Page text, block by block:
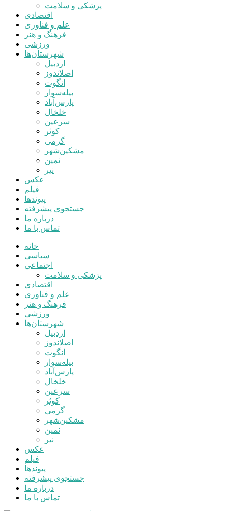
پزشکی و سلامت
اقتصادی
علم و فناوری
فرهنگ و هنر
ورزشی
شهرستان‌ها
اردبیل
اصلاندوز
انگوت
بیله‌سوار
پارس‌آباد
خلخال
سرعین
کوثر
گرمی
مشکین‌شهر
نمین
نیر
عکس
فیلم
پیوندها
جستجوی پیشرفته
درباره ما
تماس با ما
خانه
سیاسی
اجتماعی
پزشکی و سلامت
اقتصادی
علم و فناوری
فرهنگ و هنر
ورزشی
شهرستان‌ها
اردبیل
اصلاندوز
انگوت
بیله‌سوار
پارس‌آباد
خلخال
سرعین
کوثر
گرمی
مشکین‌شهر
نمین
نیر
عکس
فیلم
پیوندها
جستجوی پیشرفته
درباره ما
تماس با ما